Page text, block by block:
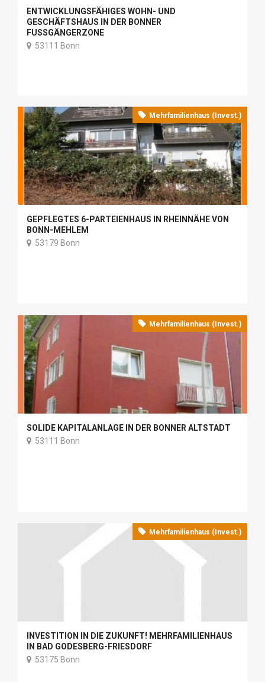
ENTWICKLUNGSFÄHIGES WOHN- UND
GESCHÄFTSHAUS IN DER BONNER
FUSSGÄNGERZONE
53111 Bonn
GEPFLEGTES 6-PARTEIENHAUS IN RHEINNÄHE VON
BONN-MEHLEM
53179 Bonn
Mehrfamilienhaus (Invest.)
SOLIDE KAPITALANLAGE IN DER BONNER ALTSTADT
53111 Bonn
Mehrfamilienhaus (Invest.)
INVESTITION IN DIE ZUKUNFT! MEHRFAMILIENHAUS
IN BAD GODESBERG-FRIESDORF
53175 Bonn
Mehrfamilienhaus (Invest.)